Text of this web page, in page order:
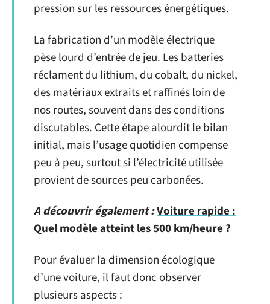
pression sur les ressources énergétiques.
La fabrication d’un modèle électrique
pèse lourd d’entrée de jeu. Les batteries
réclament du lithium, du cobalt, du nickel,
des matériaux extraits et raffinés loin de
nos routes, souvent dans des conditions
discutables. Cette étape alourdit le bilan
initial, mais l’usage quotidien compense
peu à peu, surtout si l’électricité utilisée
provient de sources peu carbonées.
A découvrir également :Voiture rapide :
Quel modèle atteint les 500 km/heure ?
Pour évaluer la dimension écologique
d’une voiture, il faut donc observer
plusieurs aspects :